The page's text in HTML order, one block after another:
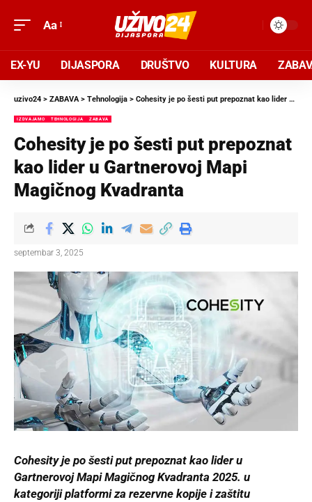
Aa
EX-YU DIJASPORA DRUŠTVO KULTURA
uzivo24 > ZABAVA> Tehnologija > Cohesity je po šesti put prepoznat kao lider u Gartnerovoj Mapi Magičnog Kvadranta
IZDVAJAMO TEHNOLOGIJA ZABAVA
Cohesity je po šesti put prepoznat
kao lider u Gartnerovoj Mapi
Magičnog Kvadranta
septembar 3, 2025
Cohesity je po šesti put prepoznat kao lider u
Gartnerovoj Mapi Magičnog Kvadranta 2025. u
kategoriji platformi za rezervne kopije i zaštitu